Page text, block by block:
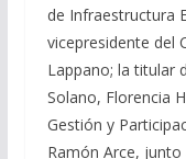
de Infraestructura
vicepresidente del
Lappano; la titular
Solano, Florencia
Gestión y
Ramón Arce,